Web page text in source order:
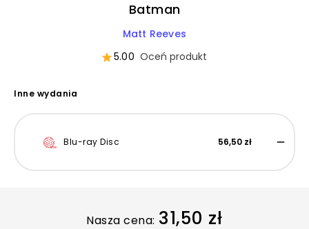
Batman
Matt Reeves
5.00 Oceń produkt
Inne wydania
Blu-ray Disc 56,50 zł
Nasza cena: 31,50 zł